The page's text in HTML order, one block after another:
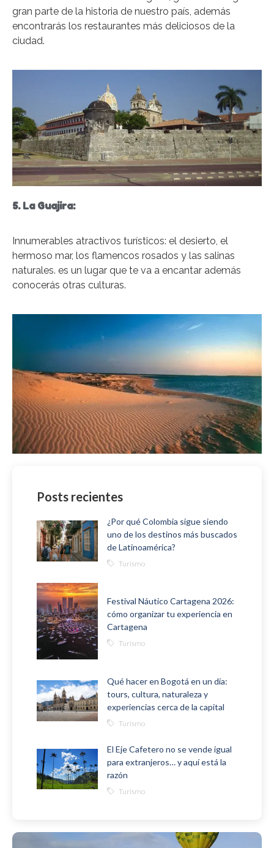
gran parte de la historia de nuestro país, además
encontrarás los restaurantes más deliciosos de la
ciudad.
5. La Guajira:
Innumerables atractivos turísticos: el desierto, el
hermoso mar, los flamencos rosados y las salinas
naturales. es un lugar que te va a encantar además
conocerás otras culturas.
Posts recientes
¿Por qué Colombia sigue siendo
uno de los destinos más buscados
de Latinoamérica?
Turismo
Festival Náutico Cartagena 2026:
cómo organizar tu experiencia en
Cartagena
Turismo
Qué hacer en Bogotá en un día:
tours, cultura, naturaleza y
experiencias cerca de la capital
Turismo
El Eje Cafetero no se vende igual
para extranjeros… y aquí está la
razón
Turismo